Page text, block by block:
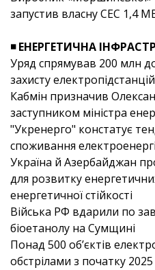
запустив власну СЕС 1,4
◾ ЕНЕРГЕТИЧНА
Уряд спрямував 200 млн
захисту електропідстанцій
Кабмін призначив
заступником міністра
"Укренерго" констатує
споживання
Україна й Азербайджан
для розвитку
енергетичної стійкості
Війська РФ вдарили по
біоетанолу на Сумщині
Понад 500 об’єктів
обстрілами з початку